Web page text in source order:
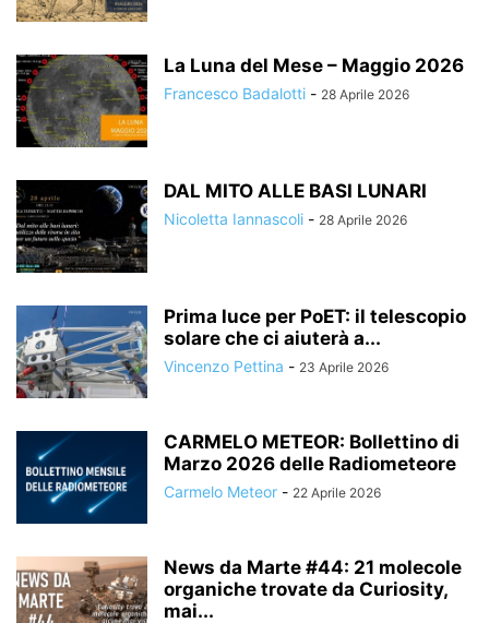
La Luna del Mese – Maggio 2026
Francesco Badalotti - 28 Aprile 2026
DAL MITO ALLE BASI LUNARI
Nicoletta Iannascoli - 28 Aprile 2026
Prima luce per PoET: il telescopio
solare che ci aiuterà a...
Vincenzo Pettina - 23 Aprile 2026
CARMELO METEOR: Bollettino di
Marzo 2026 delle Radiometeore
Carmelo Meteor - 22 Aprile 2026
News da Marte #44: 21 molecole
organiche trovate da Curiosity,
mai...